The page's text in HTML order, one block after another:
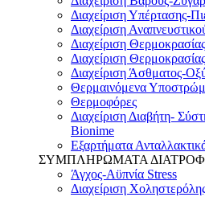
Διαχείριση Υπέρτασης-
Διαχείριση
Διαχείριση
Διαχείριση
Διαχείριση Άσθματος-
Θερμαινόμενα
Θερμοφόρες
Διαχείριση Διαβήτη-
Bionime
Εξαρτήματα
ΣΥΜΠΛΗΡΩΜΑΤΑ
Άγχος-Αϋπνία Stress
Διαχείριση